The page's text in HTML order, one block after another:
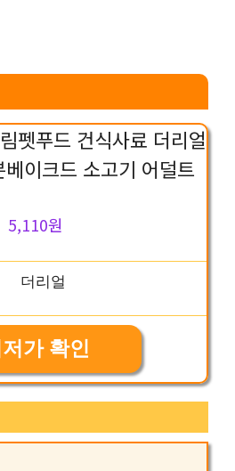
펫푸드 건식사료 더리얼
이크드 소고기 어덜트
5,110원
가 확인